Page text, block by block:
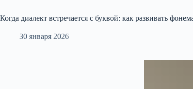
Когда диалект встречается с буквой: как развивать
30 января 2026